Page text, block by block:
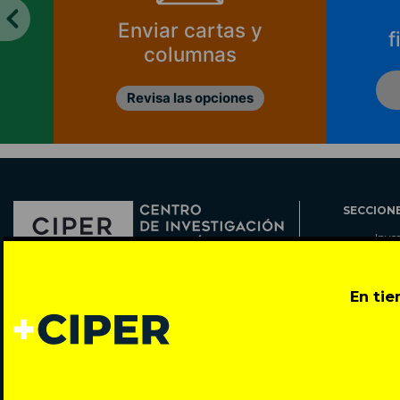
En
Enviar cartas y
columnas
Revisa las opciones
José Miguel de la Barra 412, Santiago de Chile
Todos los derechos reservados © 2007-2026